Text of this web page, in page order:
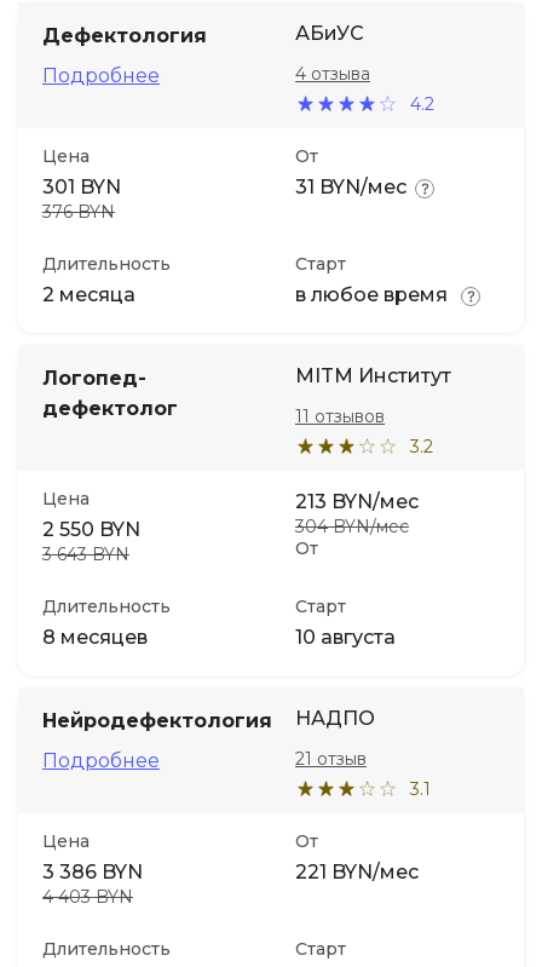
Дефектология
Подробнее
АБиУС
4.2
4 отзыва
Цена
301 BYN
376 BYN
От
31 BYN/мес
Длительность
2 месяца
Старт
в любое время
Логопед-
дефектолог
MITM Институт
3.2
11 отзывов
Цена
2 550 BYN
3 643 BYN От
213 BYN/мес
304 BYN/мес
Длительность
8 месяцев
Старт
10 августа
Нейродефектология
Подробнее
НАДПО
3.1
21 отзыв
Цена
3 386 BYN
4 403 BYN
От
221 BYN/мес
Длительность Старт